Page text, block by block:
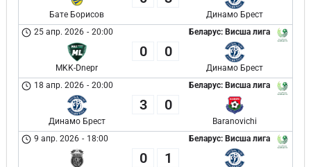
Бате Борисов
Динамо Брест
Беларус: Висша лига
25 апр. 2026 - 20:00
MKK-Dnepr
0 0
Динамо Брест
Беларус: Висша лига
18 апр. 2026 - 20:00
Динамо Брест
3 0
Baranovichi
Беларус: Висша лига
9 апр. 2026 - 18:00
0 1